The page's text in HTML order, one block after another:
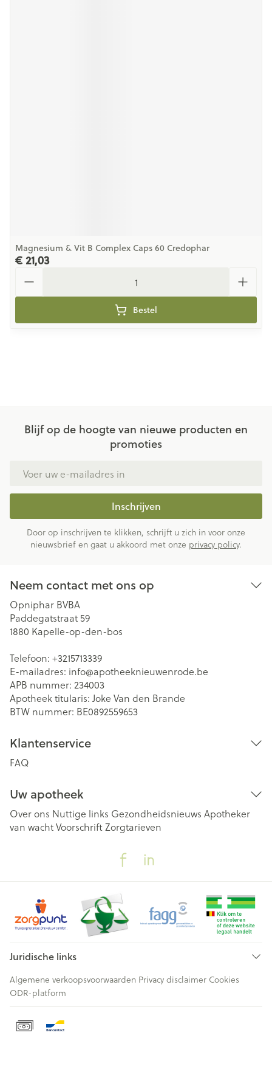
Magnesium & Vit B Complex Caps 60 Credophar
€ 21,03
Bestel
Blijf op de hoogte van nieuwe producten en
promoties
Inschrijven
Door op inschrijven te klikken, schrijft u zich in voor onze
nieuwsbrief en gaat u akkoord met onze privacy policy.
Neem contact met ons op
Opniphar BVBA
Paddegatstraat 59
1880 Kapelle-op-den-bos
Telefoon: +3215713339
E-mailadres: info@apotheeknieuwenrode.be
APB nummer: 234003
Apotheek titularis: Joke Van den Brande
BTW nummer: BE0892559653
Klantenservice
FAQ
Uw apotheek
Over ons Nuttige links Gezondheidsnieuws Apotheker
van wachtVoorschriftZorgtarieven
Juridische links
Algemene verkoopsvoorwaarden Privacy disclaimer Cookies
ODR-platform